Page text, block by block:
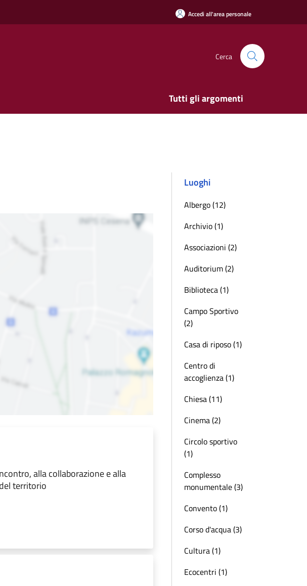
Accedi all'area personale
Cerca
Tutti gli argomenti
alla collaborazione e alla
territorio
Luoghi
Albergo (12)
Archivio (1)
Associazioni (2)
Auditorium (2)
Biblioteca (1)
Campo Sportivo
(2)
Casa di riposo (1)
Centro di
accoglienza (1)
Chiesa (11)
Cinema (2)
Circolo sportivo
(1)
Complesso
monumentale (3)
Convento (1)
Corso d'acqua (3)
Cultura (1)
Ecocentri (1)